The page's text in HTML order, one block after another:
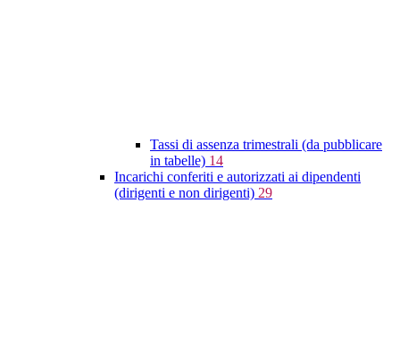
Tassi di assenza trimestrali (da pubblicare
in tabelle) 14
Incarichi conferiti e autorizzati ai dipendenti
(dirigenti e non dirigenti) 29